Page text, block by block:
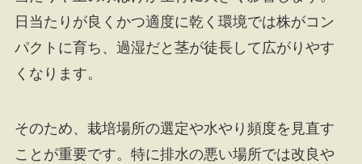
日当たりが良くかつ適度に乾く環境では株がコン
パクトに育ち、過湿だと茎が徒長して広がりやす
くなります。
そのため、栽培場所の選定や水やり頻度を見直す
ことが重要です。特に排水の悪い場所では改良や